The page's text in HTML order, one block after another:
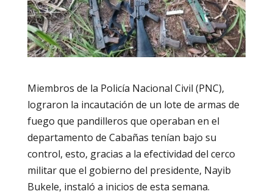
Miembros de la Policía Nacional Civil (PNC),
lograron la incautación de un lote de armas de
fuego que pandilleros que operaban en el
departamento de Cabañas tenían bajo su
control, esto, gracias a la efectividad del cerco
militar que el gobierno del presidente, Nayib
Bukele, instaló a inicios de esta semana.